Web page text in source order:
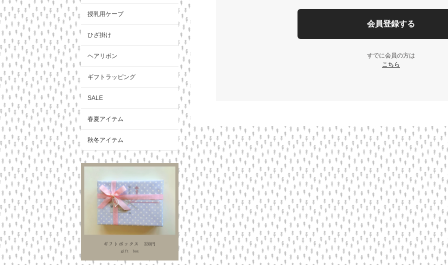
会員登録する
すでに会員の方は
こちら
授乳用ケープ
ひざ掛け
ヘアリボン
ギフトラッピング
SALE
春夏アイテム
秋冬アイテム